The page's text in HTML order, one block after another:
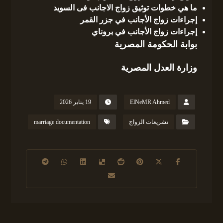
ما هي خطوات توثيق زواج الاجانب فى السويد
إجراءات زواج الأجانب في جزر القمر
إجراءات زواج الأجانب في بروناي
بوابة الحكومة المصرية
وزارة العدل المصرية
ElNeMR Ahmed 19 يناير 2026
تشريعات الزواج marriage documentation